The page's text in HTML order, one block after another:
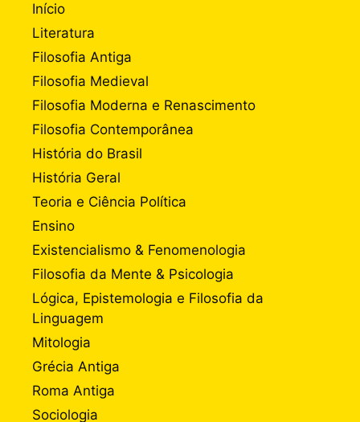
Início
Literatura
Filosofia Antiga
Filosofia Medieval
Filosofia Moderna e Renascimento
Filosofia Contemporânea
História do Brasil
História Geral
Teoria e Ciência Política
Ensino
Existencialismo & Fenomenologia
Filosofia da Mente & Psicologia
Lógica, Epistemologia e Filosofia da
Linguagem
Mitologia
Grécia Antiga
Roma Antiga
Sociologia